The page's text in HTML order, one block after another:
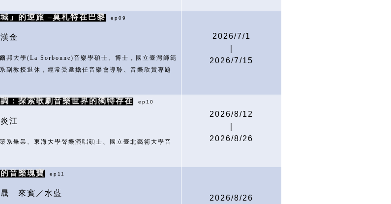
城」的逆旅 –莫札特在巴黎 ep09
金
邦大學(La Sorbonne)音樂學碩士、博士，國立臺灣師範
副教授退休，經常受邀擔任音樂會導聆、音樂欣賞專題
2026/7/1
2026/7/15
：探索歌劇音樂世界的獨特存在 ep10
江
系畢業、東海大學聲樂演唱碩士、國立臺北藝術大學音
2026/8/12
2026/8/26
音樂瑰寶 ep11
來賓／水藍
2026/8/26